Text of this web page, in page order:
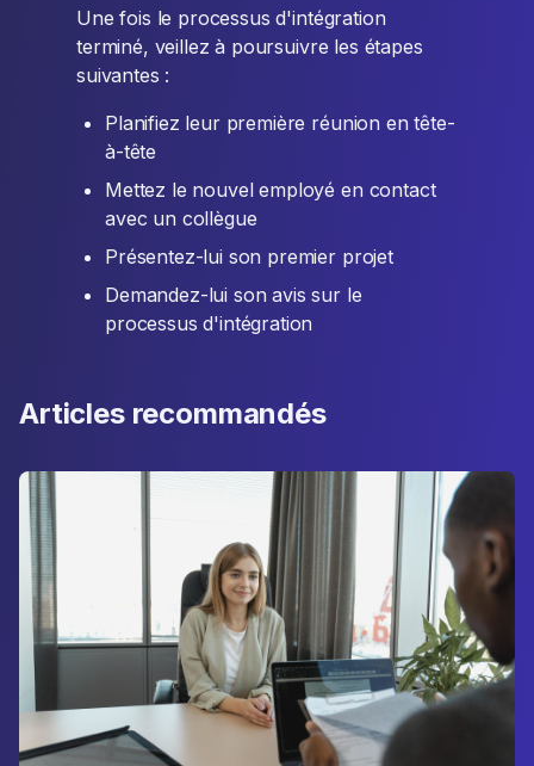
Une fois le processus d'intégration
terminé, veillez à poursuivre les étapes
suivantes :
Planifiez leur première réunion en tête-
à-tête
Mettez le nouvel employé en contact
avec un collègue
Présentez-lui son premier projet
Demandez-lui son avis sur le
processus d'intégration
Articles recommandés